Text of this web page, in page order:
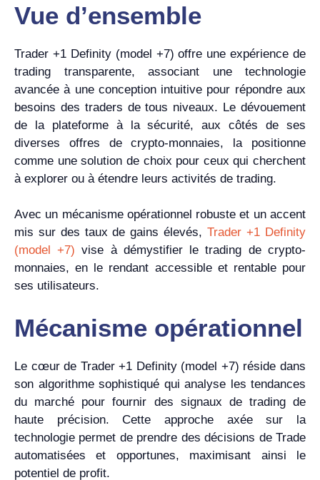
Vue d’ensemble
Trader +1 Definity (model +7) offre une expérience de
trading transparente, associant une technologie
avancée à une conception intuitive pour répondre aux
besoins des traders de tous niveaux. Le dévouement
de la plateforme à la sécurité, aux côtés de ses
diverses offres de crypto-monnaies, la positionne
comme une solution de choix pour ceux qui cherchent
à explorer ou à étendre leurs activités de trading.
Avec un mécanisme opérationnel robuste et un accent
mis sur des taux de gains élevés, Trader +1 Definity
(model +7) vise à démystifier le trading de crypto-
monnaies, en le rendant accessible et rentable pour
ses utilisateurs.
Mécanisme opérationnel
Le cœur de Trader +1 Definity (model +7) réside dans
son algorithme sophistiqué qui analyse les tendances
du marché pour fournir des signaux de trading de
haute précision. Cette approche axée sur la
technologie permet de prendre des décisions de Trade
automatisées et opportunes, maximisant ainsi le
potentiel de profit.